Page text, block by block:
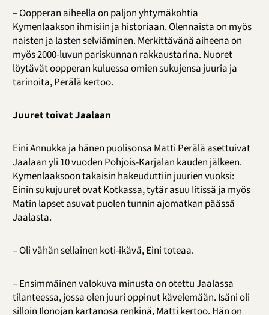
– Oopperan aiheella on paljon yhtymäkohtia
Kymenlaakson ihmisiin ja historiaan. Olennaista on myös
naisten ja lasten selviäminen. Merkittävänä aiheena on
myös 2000-luvun pariskunnan rakkaustarina. Nuoret
löytävät oopperan kuluessa omien sukujensa juuria ja
tarinoita, Perälä kertoo.
Juuret toivat Jaalaan
Eini Annukka ja hänen puolisonsa Matti Perälä asettuivat
Jaalaan yli 10 vuoden Pohjois-Karjalan kauden jälkeen.
Kymenlaaksoon takaisin hakeuduttiin juurien vuoksi:
Einin sukujuuret ovat Kotkassa, tytär asuu Iitissä ja myös
Matin lapset asuvat puolen tunnin ajomatkan päässä
Jaalasta.
– Oli vähän sellainen koti-ikävä, Eini toteaa.
– Ensimmäinen valokuva minusta on otettu Jaalassa
tilanteessa, jossa olen juuri oppinut kävelemään. Isäni oli
silloin Ilonojan kartanosa renkinä, Matti kertoo. Hän on